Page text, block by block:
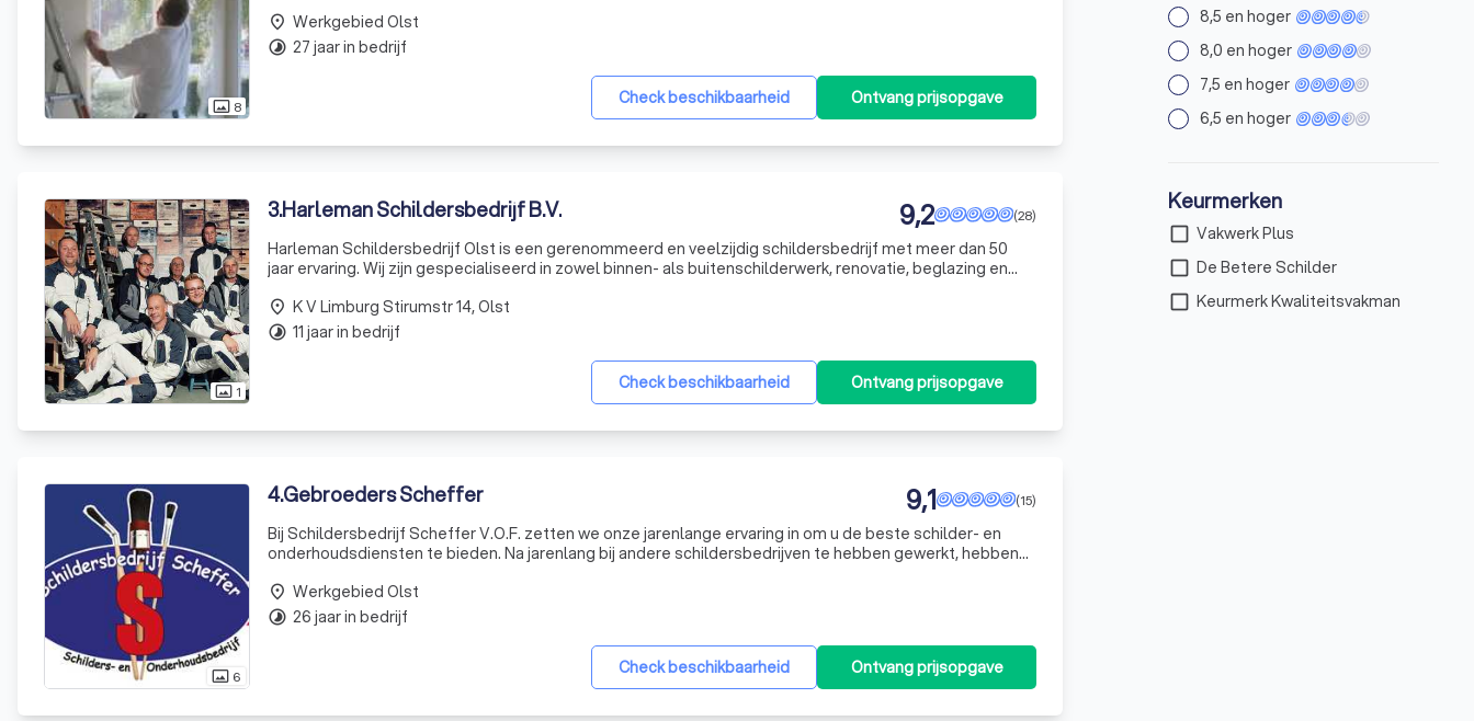
photo_size_select_actual 8 Check beschikbaarheid Ontvang prijsopgave
place Werkgebied Olst
timelapse 27 jaar in bedrijf
photo_size_select_actual 1
3.Harleman Schildersbedrijf B.V. (28)
9,2
Harleman Schildersbedrijf Olst is een gerenommeerd en veelzijdig schildersbedrijf met meer dan 50
jaar ervaring. Wij zijn gespecialiseerd in zowel binnen- als buitenschilderwerk, renovatie, beglazing en
Check beschikbaarheid Ontvang prijsopgave
place K V Limburg Stirumstr 14, Olst
timelapse 11 jaar in bedrijf
photo_size_select_actual 6
4.Gebroeders Scheffer (15)
9,1
Bij Schildersbedrijf Scheffer V.O.F. zetten we onze jarenlange ervaring in om u de beste schilder- en
onderhoudsdiensten te bieden. Na jarenlang bij andere schildersbedrijven te hebben gewerkt, hebben
Check beschikbaarheid Ontvang prijsopgave
place Werkgebied Olst
timelapse 26 jaar in bedrijf
8,5 en hoger
8,0 en hoger
7,5 en hoger
6,5 en hoger
Keurmerken
check_box_outline_blank Vakwerk Plus
check_box_outline_blank De Betere Schilder
check_box_outline_blank Keurmerk Kwaliteitsvakman